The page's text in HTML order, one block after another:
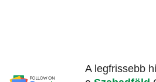
A legfrissebb